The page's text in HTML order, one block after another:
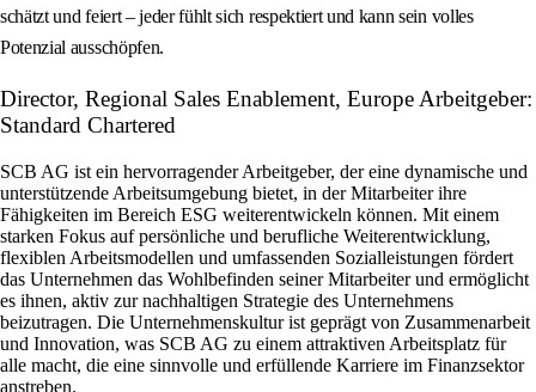
schätzt und feiert – jeder fühlt sich respektiert und kann sein volles
Potenzial ausschöpfen.
Director, Regional Sales Enablement, Europe Arbeitgeber:
Standard Chartered
SCB AG ist ein hervorragender Arbeitgeber, der eine dynamische und
unterstützende Arbeitsumgebung bietet, in der Mitarbeiter ihre
Fähigkeiten im Bereich ESG weiterentwickeln können. Mit einem
starken Fokus auf persönliche und berufliche Weiterentwicklung,
flexiblen Arbeitsmodellen und umfassenden Sozialleistungen fördert
das Unternehmen das Wohlbefinden seiner Mitarbeiter und ermöglicht
es ihnen, aktiv zur nachhaltigen Strategie des Unternehmens
beizutragen. Die Unternehmenskultur ist geprägt von Zusammenarbeit
und Innovation, was SCB AG zu einem attraktiven Arbeitsplatz für
alle macht, die eine sinnvolle und erfüllende Karriere im Finanzsektor
anstreben.